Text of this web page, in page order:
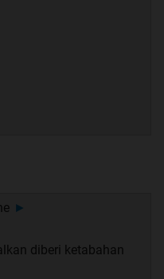
►
diberi ketabahan